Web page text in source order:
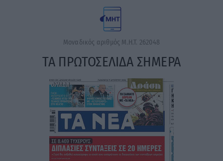
Μοναδικός αριθμός Μ.Η.Τ. 262048
ΤΑ ΠΡΩΤΟΣΕΛΙΔΑ ΣΗΜΕΡΑ